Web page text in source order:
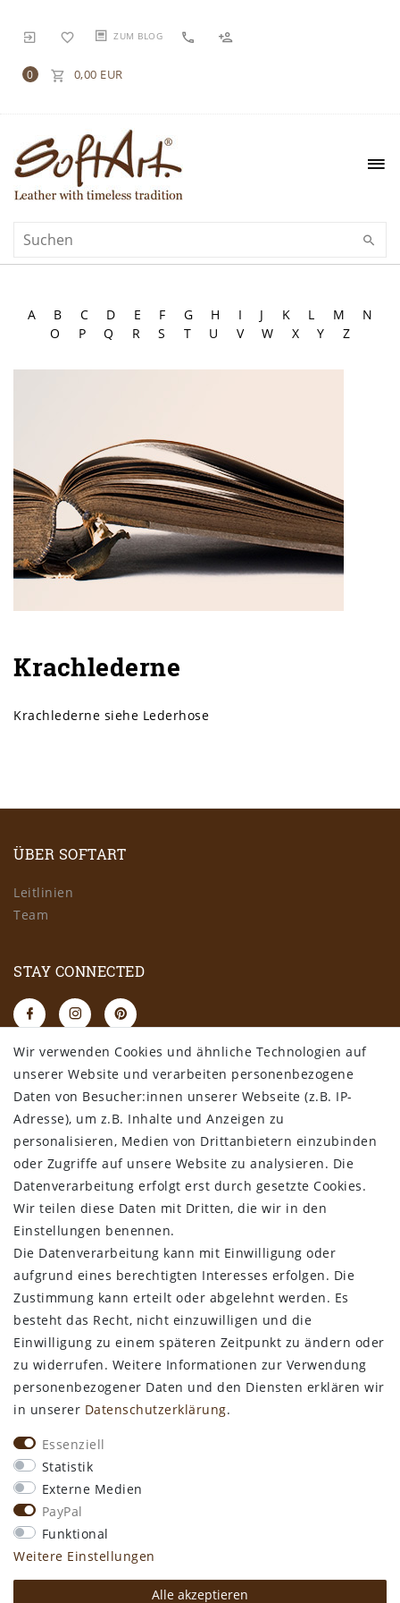
ZUM BLOG
0 0,00 EUR
A B C D E F G H I J K L M
N
O
P Q R S T U V W X Y Z
Krachlederne
Krachlederne siehe Lederhose
ÜBER SOFTART
Leitlinien
Team
STAY CONNECTED
RECHTLICHES
AGB
Datenschutz
Impressum
Widerrufsbelehrung
Bestellung widerrufen
ALLGEMEINES
Kontakt
Zahlungsarten
Versand & Lieferzeit
Newsletter-Anmeldung
Kostengünstige Ledermuster
kostenfreier Versand ab 50€ in Deutschland
kostengünstige Leder-Musterstücke
kostenlose Beratung* +49 (0) 75 74 / 93 28 19
große SoftArt® Lederauswahl
große Farbvielfalt für alle SoftArt® Leder
Wir verwenden Cookies und ähnliche Technologien auf
unserer Website und verarbeiten personenbezogene
Daten von Besucher:innen unserer Webseite (z.B. IP-
Adresse), um z.B. Inhalte und Anzeigen zu
personalisieren, Medien von Drittanbietern einzubinden
oder Zugriffe auf unsere Website zu analysieren. Die
Datenverarbeitung erfolgt erst durch gesetzte Cookies.
Wir teilen diese Daten mit Dritten, die wir in den
Einstellungen benennen.
Die Datenverarbeitung kann mit Einwilligung oder
aufgrund eines berechtigten Interesses erfolgen. Die
Zustimmung kann erteilt oder abgelehnt werden. Es
besteht das Recht, nicht einzuwilligen und die
Einwilligung zu einem späteren Zeitpunkt zu ändern oder
zu widerrufen. Weitere Informationen zur Verwendung
personenbezogener Daten und den Diensten erklären wir
in unserer Daten­schutz­erklärung.
Essenziell
Statistik
Externe Medien
PayPal
Funktional
Weitere Einstellungen
Alle akzeptieren